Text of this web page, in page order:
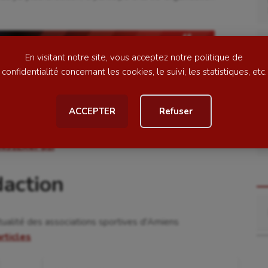
En visitant notre site, vous acceptez notre politique de
confidentialité concernant les cookies, le suivi, les statistiques, etc.
ACCEPTER Refuser
rythmique
Natation artistique
Outdoor
des associations sportives d'Amiens